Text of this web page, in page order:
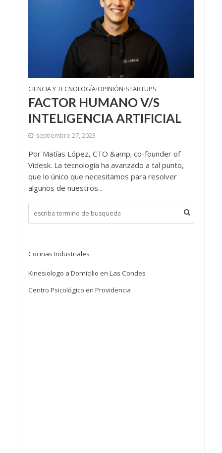
CIENCIA Y TECNOLOGÍA•OPINIÓN•STARTUPS
FACTOR HUMANO V/S
INTELIGENCIA ARTIFICIAL
septiembre 27, 2023
Por Matías López, CTO &amp; co-founder of
Videsk. La tecnología ha avanzado a tal punto,
que lo único que necesitamos para resolver
algunos de nuestros...
Cocinas Industriales
Kinesiologo a Domicilio en Las Condes
Centro Psicológico en Providencia